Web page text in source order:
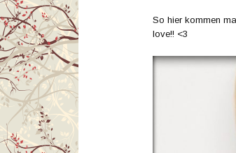
So hier kommen
love!! <3